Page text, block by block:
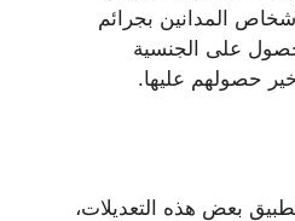
المدانين بجرائم
على الجنسية
حصولهم عليها.
بعض هذه التعديلات،